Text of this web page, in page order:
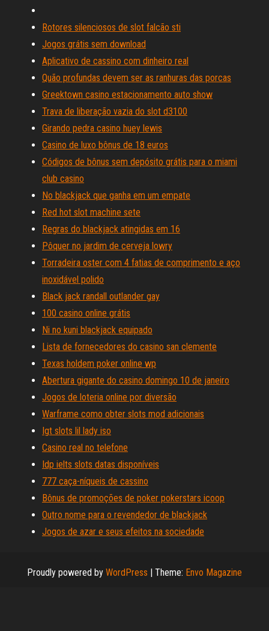
Rotores silenciosos de slot falcão sti
Jogos grátis sem download
Aplicativo de cassino com dinheiro real
Quão profundas devem ser as ranhuras das porcas
Greektown casino estacionamento auto show
Trava de liberação vazia do slot d3100
Girando pedra casino huey lewis
Casino de luxo bônus de 18 euros
Códigos de bônus sem depósito grátis para o miami
club casino
No blackjack que ganha em um empate
Red hot slot machine sete
Regras do blackjack atingidas em 16
Pôquer no jardim de cerveja lowry
Torradeira oster com 4 fatias de comprimento e aço
inoxidável polido
Black jack randall outlander gay
100 casino online grátis
Ni no kuni blackjack equipado
Lista de fornecedores do casino san clemente
Texas holdem poker online wp
Abertura gigante do casino domingo 10 de janeiro
Jogos de loteria online por diversão
Warframe como obter slots mod adicionais
Igt slots lil lady iso
Casino real no telefone
Idp ielts slots datas disponíveis
777 caça-níqueis de cassino
Bônus de promoções de poker pokerstars icoop
Outro nome para o revendedor de blackjack
Jogos de azar e seus efeitos na sociedade
Proudly powered by WordPress | Theme: Envo Magazine